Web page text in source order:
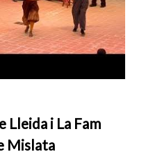
Lleida i La Fam
Mislata